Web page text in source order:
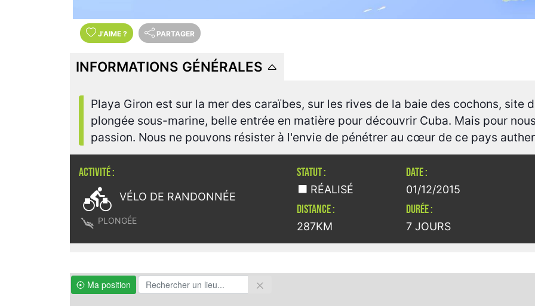
J'AIME ? PARTAGER
INFORMATIONS GÉNÉRALES
Playa Giron est sur la mer des caraïbes, sur les rives de la baie des cochons, site
plongée sous-marine, belle entrée en matière pour découvrir Cuba. Mais pour
passion. Nous ne pouvons résister à l'envie de pénétrer au cœur de ce pays
ACTIVITÉ :
 VÉLO DE RANDONNÉE
 PLONGÉE
STATUT :
RÉALISÉ
DISTANCE :
287KM
DATE :
01/12/2015
DURÉE :
7 JOURS
Ma position